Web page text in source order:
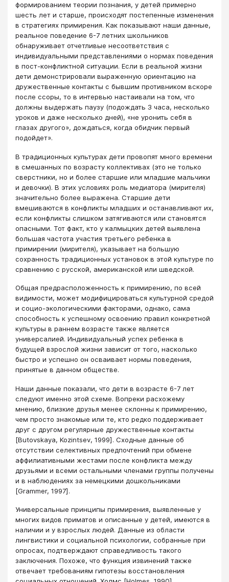
формированием теории познания, у детей примерно
шесть лет и старше, про­исходят постепенные изменения
в стратегиях примирения. Как показывают наши данные,
реальное поведение 6-7 летних школьников
обнаруживает отчетливые несоответствия с
индивидуальными представлениями о нормах поведения
в пост-конфликтной ситуации. Если в реальной жизни
дети демонстрировали выраженную ориентацию на
дружественные контакты с бывшим противником вскоре
после ссоры, то в интервью настаивали на том, что
должны выдержать паузу (подождать 3 часа, несколько
уроков и даже несколько дней), «нe уронить себя в
глазах другого», дождаться, когда обидчик первый
подойдет».
В традиционных культурах дети провопят много времени
в смешанных по возрасту коллективах (это не только
сверстники, но и более старшие или младшие мальчики
и девочки). В этих условиях роль медиатора (мирителя)
значительно более выражена. Старшие дети
вмешиваются в конфликты младших и останавливают их,
если конфликты слишком затягиваются или становятся
опасными. Тот факт, кто у калмыцких детей выявлена
большая частота участия третьего ребенка в
примирении (мирителя), указывает на большую
сохранность традиционных установок в этой культуре по
сравнению с русской, американской или шведской.
Общая предрасположенность к примирению, по всей
видимости, может модифицироваться культурной средой
и социо-экологическими факторами, однако, сама
способность к успешному освоению правил конкретной
культуры в раннем возрасте также является
универсалией. Индивиду­альный успех ребенка в
будущей взрослой жизни зависит от того, насколько
быстро и успешно он осваивает нормы поведения,
принятые в данном обществе.
Наши данные показали, что дети в возрасте 6-7 лет
следуют именно этой схеме. Вопреки расхожему
мнению, близкие друзья менее склонны к примирению,
чем просто знакомые или те, кто редко поддерживает
друг с другом регулярные дружественные контакты
[Butovskaya, Kozintsev, 1999]. Сходные данные об
отсутствии селективных предпочтений при обмене
аффилиативными жестами после конфликта между
друзьями и всеми остальными членами группы получены
и в наблюдениях за немецкими дошкольниками
[Grammer, 1997].
Универсальные принципы примирения, выявленные у
многих видов приматов и описанные у детей, имеются в
наличии и у взрослых людей. Данные из области
лингвистики и социальной психологии, собранные при
опросах, подтверждают справедливость такого
заключения. Похоже, что функция извинений также
отвечает требованиям гипотезы восстановления